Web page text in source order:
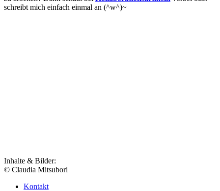
schreibt mich einfach einmal an (^w^)~
Inhalte & Bilder:
© Claudia Mitsubori
Kontakt